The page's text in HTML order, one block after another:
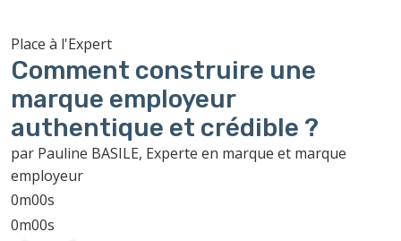
Place à l'Expert
Comment construire une
marque employeur
authentique et crédible ?
par Pauline BASILE, Experte en marque et marque
employeur
0m00s
0m00s